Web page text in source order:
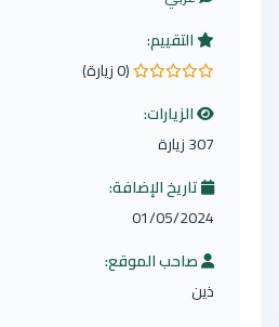
التقييم:
0.0 من 5 نجوم
(0 زيارة)
الزيارات:
307 زيارة
تاريخ الإضافة:
01/05/2024
صاحب الموقع:
ذين